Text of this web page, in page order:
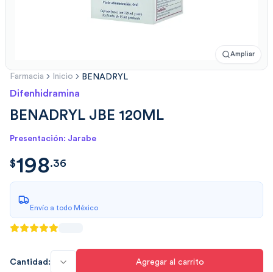
Ampliar
Farmacia Inicio BENADRYL
Difenhidramina
BENADRYL JBE 120ML
Presentación: Jarabe
$198.3695
$198.36
Envío a todo México
Cantidad: Agregar al carrito